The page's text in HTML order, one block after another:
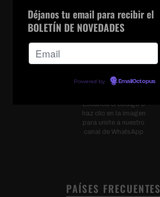
Escanea el código o
haz clic en la imagen
para unirte a nuestro
canal de WhatsApp
PAÍSES FRECUENTES
Déjanos tu email para recibir el
BOLETÍN DE NOVEDADES
Powered by EmailOctopus